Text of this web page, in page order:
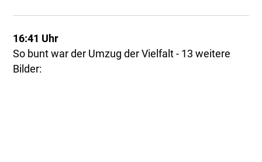
16:41 Uhr
So bunt war der Umzug der Vielfalt - 13 weitere
Bilder: